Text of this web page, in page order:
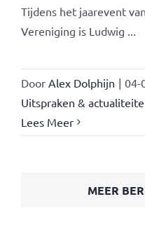
Tijdens het jaarevent
Vereniging is Ludwig ...
Door Alex Dolphijn | 04-
Uitspraken &
Lees Meer
MEER